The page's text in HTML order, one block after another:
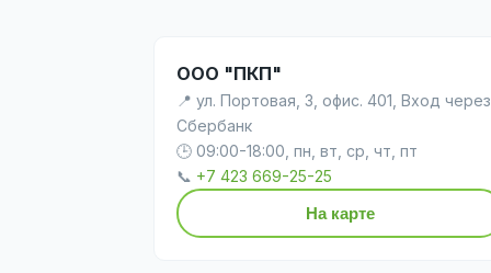
ООО "ПКП"
📍 ул. Портовая, 3, офис. 401, Вход через
Сбербанк
🕒 09:00-18:00, пн, вт, ср, чт, пт
📞 +7 423 669-25-25
На карте